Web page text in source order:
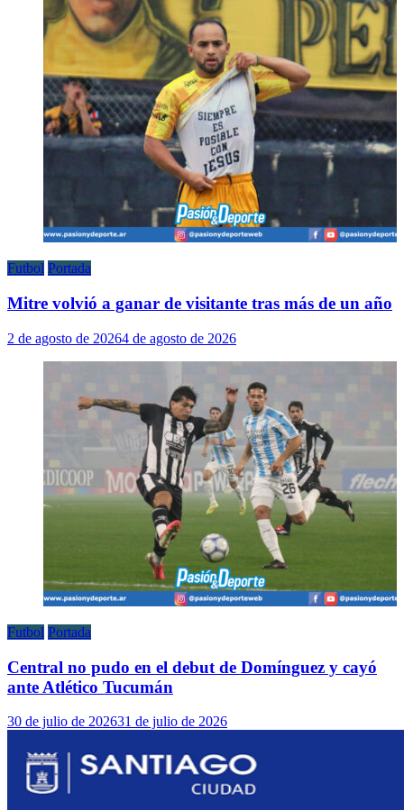
Futbol Portada
Mitre volvió a ganar de visitante tras más de un año
2 de agosto de 20264 de agosto de 2026
Futbol Portada
Central no pudo en el debut de Domínguez y cayó
ante Atlético Tucumán
30 de julio de 202631 de julio de 2026